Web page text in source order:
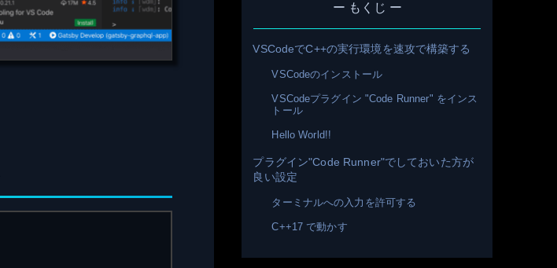
ー もくじ ー
VSCodeでC++の実行環境を速攻で構築する
VSCodeのインストール
VSCodeプラグイン "Code Runner" をインス
トール
Hello World!!
プラグイン"Code Runner"でしておいた方が
良い設定
ターミナルへの入力を許可する
C++17 で動かす